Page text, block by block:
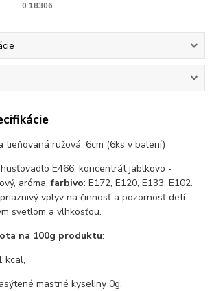
0 18306
tieňovaná ružová, 6cm (6ks v balení)
E466, koncentrát jablkovo -
aróma,farbivo: E172, E120, E133, E102.
vplyv na činnosť a pozornosť detí.
svetlom a vlhkosťou.
na 100g produktu:
kcal,
mastné kyseliny 0g,